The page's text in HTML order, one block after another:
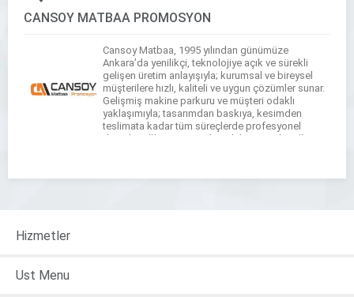
CANSOY MATBAA PROMOSYON
Cansoy Matbaa, 1995 yılından günümüze
Ankara’da yenilikçi, teknolojiye açık ve sürekli
gelişen üretim anlayışıyla; kurumsal ve bireysel
müşterilere hızlı, kaliteli ve uygun çözümler sunar.
Gelişmiş makine parkuru ve müşteri odaklı
yaklaşımıyla; tasarımdan baskıya, kesimden
teslimata kadar tüm süreçlerde profesyonel
destek sağlar. Kurumsal Baskılar: Antetli Kağıt,
Hizmetler
Ust Menu